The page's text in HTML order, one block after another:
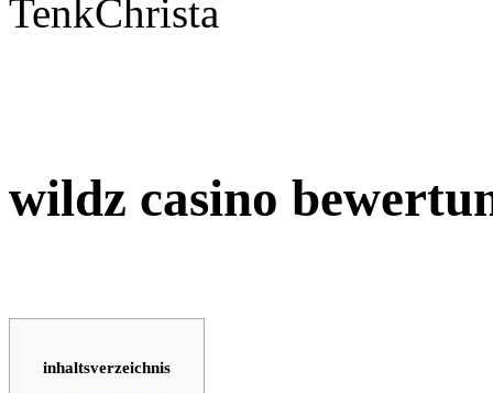
wildz casino
inhaltsverzeichnis